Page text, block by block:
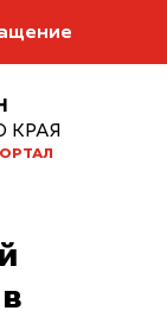
КРАЯ